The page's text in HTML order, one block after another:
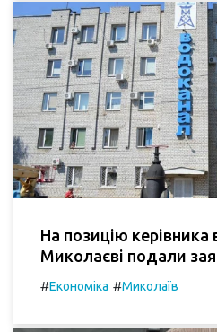
На позицію керівника
Миколаєві подали
#Економіка #Миколаїв